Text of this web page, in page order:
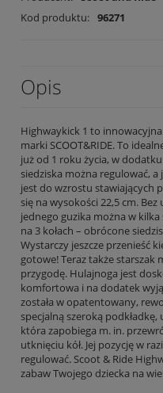
Kod produktu: 96271
Opis
Highwaykick 1 to
marki SCOOT&RIDE. To
już od 1 roku życia, w
siedziska można regulować,
jest do wzrostu stawiających
się na wysokości 22,5 cm.
jednego guzika można w
na 3 kołach – obrócone
Wystarczy jeszcze przenieść
gotowe! Teraz także starszak
przygodę. Hulajnoga jest
komfortowa i na dodatek
została w opatentowany,
specjalną szeroką
która zapobiega m. in.
utknięciu kół. Jej pozycję w
regulować. Scoot & Ride
zabaw Twojego dziecka na